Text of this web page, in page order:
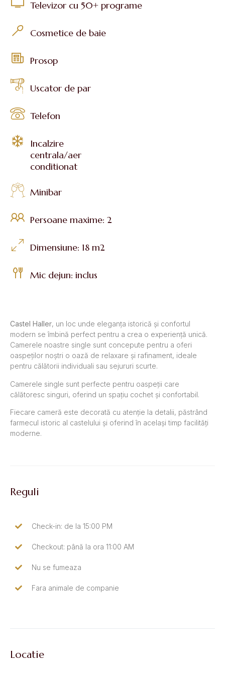
Televizor cu 50+ programe
Cosmetice de baie
Prosop
Uscator de par
Telefon
Incalzire
centrala/aer
conditionat
Minibar
Persoane maxime: 2
Dimensiune: 18 m2
Mic dejun: inclus
Castel Haller, un loc unde eleganța istorică și confortul
modern se îmbină perfect pentru a crea o experiență unică.
Camerele noastre single sunt concepute pentru a oferi
oaspeților noștri o oază de relaxare și rafinament, ideale
pentru călătorii individuali sau sejururi scurte.
Camerele single sunt perfecte pentru oaspeții care
călătoresc singuri, oferind un spațiu cochet și confortabil.
Fiecare cameră este decorată cu atenție la detalii, păstrând
farmecul istoric al castelului și oferind în același timp facilități
moderne.
Reguli
Check-in: de la 15:00 PM
Checkout: până la ora 11:00 AM
Nu se fumeaza
Fara animale de companie
Locatie